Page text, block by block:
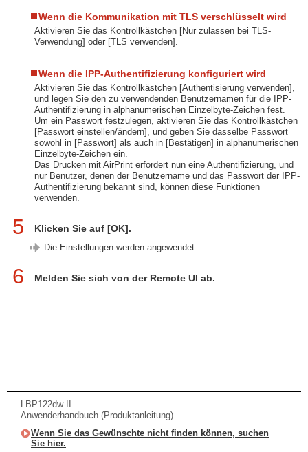
Wenn die Kommunikation mit TLS verschlüsselt wird
Aktivieren Sie das Kontrollkästchen [Nur zulassen bei TLS-
Verwendung] oder [TLS verwenden].
Wenn die IPP-Authentifizierung konfiguriert wird
Aktivieren Sie das Kontrollkästchen [Authentisierung verwenden],
und legen Sie den zu verwendenden Benutzernamen für die IPP-
Authentifizierung in alphanumerischen Einzelbyte-Zeichen fest.
Um ein Passwort festzulegen, aktivieren Sie das Kontrollkästchen
[Passwort einstellen/ändern], und geben Sie dasselbe Passwort
sowohl in [Passwort] als auch in [Bestätigen] in alphanumerischen
Einzelbyte-Zeichen ein.
Das Drucken mit AirPrint erfordert nun eine Authentifizierung, und
nur Benutzer, denen der Benutzername und das Passwort der IPP-
Authentifizierung bekannt sind, können diese Funktionen
verwenden.
5 Klicken Sie auf [OK].
Die Einstellungen werden angewendet.
6 Melden Sie sich von der Remote UI ab.
LBP122dw II
Anwenderhandbuch (Produktanleitung)
Wenn Sie das Gewünschte nicht finden können, suchen
Sie hier.